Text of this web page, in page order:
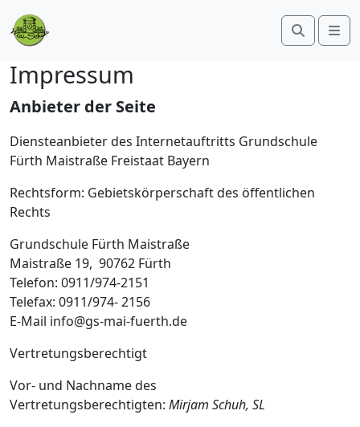
Search
Impressum
Anbieter der Seite
Diensteanbieter des Internetauftritts Grundschule
Fürth Maistraße Freistaat Bayern
Rechtsform: Gebietskörperschaft des öffentlichen
Rechts
Grundschule Fürth Maistraße
Maistraße 19, 90762 Fürth
Telefon: 0911/974-2151
Telefax: 0911/974- 2156
E-Mail info@gs-mai-fuerth.de
Vertretungsberechtigt
Vor- und Nachname des
Vertretungsberechtigten: Mirjam Schuh, SL